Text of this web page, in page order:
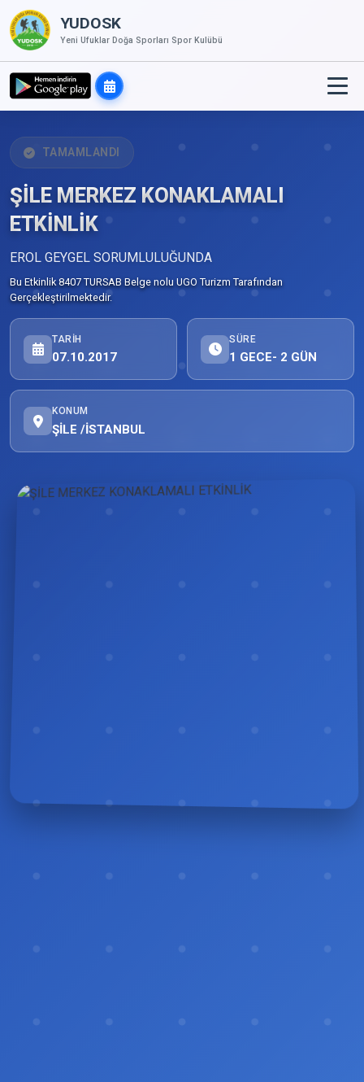
YUDOSK
Yeni Ufuklar Doğa Sporları Spor Kulübü
TAMAMLANDI
ŞİLE MERKEZ KONAKLAMALI
ETKİNLİK
EROL GEYGEL SORUMLULUĞUNDA
Bu Etkinlik 8407 TURSAB Belge nolu UGO Turizm Tarafından
Gerçekleştirilmektedir.
TARIH
07.10.2017
SÜRE
1 GECE- 2 GÜN
KONUM
ŞİLE /İSTANBUL